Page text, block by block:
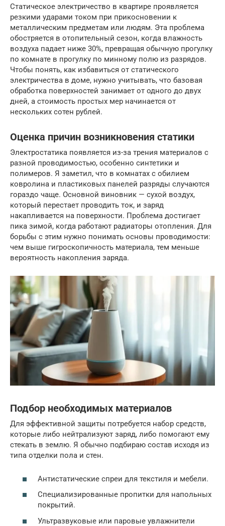
Статическое электричество в квартире проявляется
резкими ударами током при прикосновении к
металлическим предметам или людям. Эта проблема
обостряется в отопительный сезон, когда влажность
воздуха падает ниже 30%, превращая обычную прогулку
по комнате в прогулку по минному полю из разрядов.
Чтобы понять, как избавиться от статического
электричества в доме, нужно учитывать, что базовая
обработка поверхностей занимает от одного до двух
дней, а стоимость простых мер начинается от
нескольких сотен рублей.
Оценка причин возникновения статики
Электростатика появляется из-за трения материалов с
разной проводимостью, особенно синтетики и
полимеров. Я заметил, что в комнатах с обилием
ковролина и пластиковых панелей разряды случаются
гораздо чаще. Основной виновник — сухой воздух,
который перестает проводить ток, и заряд
накапливается на поверхности. Проблема достигает
пика зимой, когда работают радиаторы отопления. Для
борьбы с этим нужно понимать основы проводимости:
чем выше гигроскопичность материала, тем меньше
вероятность накопления заряда.
Подбор необходимых материалов
Для эффективной защиты потребуется набор средств,
которые либо нейтрализуют заряд, либо помогают ему
стекать в землю. Я обычно подбираю состав исходя из
типа отделки пола и стен.
Антистатические спреи для текстиля и мебели.
Специализированные пропитки для напольных
покрытий.
Ультразвуковые или паровые увлажнители